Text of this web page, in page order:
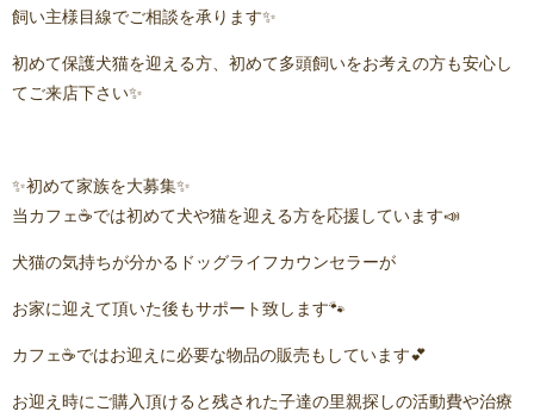
飼い主様目線でご相談を承ります✨
初めて保護犬猫を迎える方、初めて多頭飼いをお考えの方も安心し
てご来店下さい✨
✨初めて家族を大募集✨
当カフェ☕️では初めて犬や猫を迎える方を応援しています📣
犬猫の気持ちが分かるドッグライフカウンセラーが
お家に迎えて頂いた後もサポート致します🐾
カフェ☕️ではお迎えに必要な物品の販売もしています💕
お迎え時にご購入頂けると残された子達の里親探しの活動費や治療